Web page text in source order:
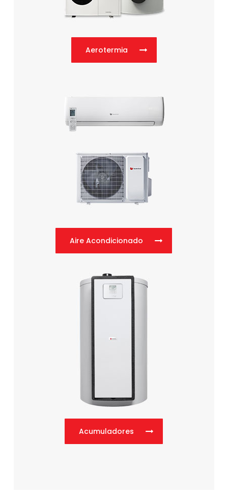
Aerotermia
Aire Acondicionado
Acumuladores